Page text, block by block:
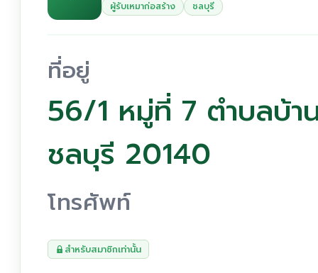
ผู้รับเหมาก่อสร้าง ชลบุรี
ที่อยู่
56/1 หมู่ที่ 7 ตำบลบ้า
ชลบุรี 20140
โทรศัพท์
สำหรับสมาชิกเท่านั้น